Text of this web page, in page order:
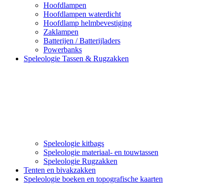
Hoofdlampen
Hoofdlampen waterdicht
Hoofdlamp helmbevestiging
Zaklampen
Batterijen / Batterijladers
Powerbanks
Speleologie Tassen & Rugzakken
Speleologie kitbags
Speleologie materiaal- en touwtassen
Speleologie Rugzakken
Tenten en bivakzakken
Speleologie boeken en topografische kaarten